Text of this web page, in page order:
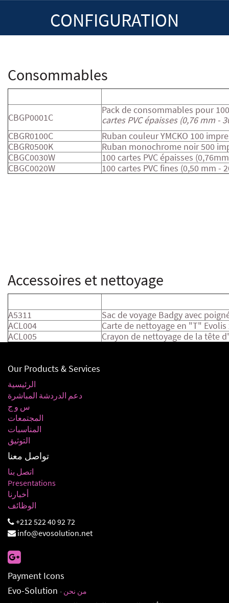
CONFIGURATION
Consommables
CBGP0001C
Pack de consommables pour
cartes PVC épaisses (0,76 mm -
CBGR0100C
Ruban couleur YMCKO 100
CBGR0500K
Ruban monochrome noir 500
CBGC0030W
100 cartes PVC épaisses
CBGC0020W
100 cartes PVC fines (0,50 mm -
Accessoires et nettoyage
A5311
Sac de voyage Badgy avec
ACL004
Carte de nettoyage en "T" Evolis
ACL005
Crayon de nettoyage de la tête
Our Products & Services
الرئيسية
دعم الدردشة المباشرة
س و ج
المجتمعات
المناسبات
التوثيق
تواصل معنا
اتصل بنا
Presentations
أخبارنا
الوظائف
+212 522 40 92 72
info@evosolution.net
Payment Icons
Evo-Solution - من نحن